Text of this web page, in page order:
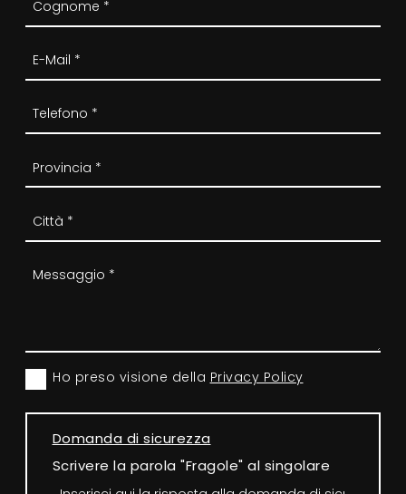
Ho preso visione della Privacy Policy
Domanda di sicurezza
Scrivere la parola "Fragole" al singolare